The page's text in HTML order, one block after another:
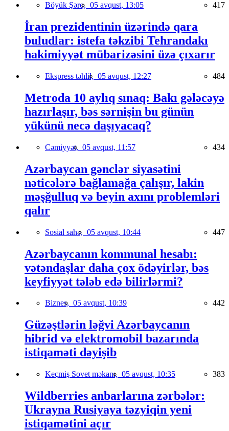
Böyük Şərq, 05 avqust, 13:05 417
İran prezidentinin üzərində qara
buludlar: istefa təkzibi Tehrandakı
hakimiyyət mübarizəsini üzə çıxarır
Ekspress təhlil, 05 avqust, 12:27 484
Metroda 10 aylıq sınaq: Bakı gələcəyə
hazırlaşır, bəs sərnişin bu günün
yükünü necə daşıyacaq?
Cəmiyyət, 05 avqust, 11:57 434
Azərbaycan gənclər siyasətini
nəticələrə bağlamağa çalışır, lakin
məşğulluq və beyin axını problemləri
qalır
Sosial sahə, 05 avqust, 10:44 447
Azərbaycanın kommunal hesabı:
vətəndaşlar daha çox ödəyirlər, bəs
keyfiyyət tələb edə bilirlərmi?
Biznes, 05 avqust, 10:39 442
Güzəştlərin ləğvi Azərbaycanın
hibrid və elektromobil bazarında
istiqaməti dəyişib
Keçmiş Sovet məkanı, 05 avqust, 10:35 383
Wildberries anbarlarına zərbələr:
Ukrayna Rusiyaya təzyiqin yeni
istiqamətini açır